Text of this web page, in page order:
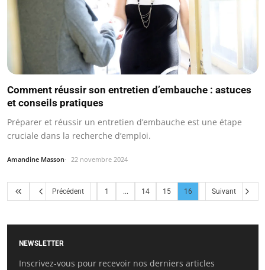
Comment réussir son entretien d’embauche : astuces
et conseils pratiques
Préparer et réussir un entretien d’embauche est une étape
cruciale dans la recherche d’emploi.
Amandine Masson 22 novembre 2024
Précédent 1 ... 14 15 16 Suivant
NEWSLETTER
Inscrivez-vous pour recevoir nos derniers articles